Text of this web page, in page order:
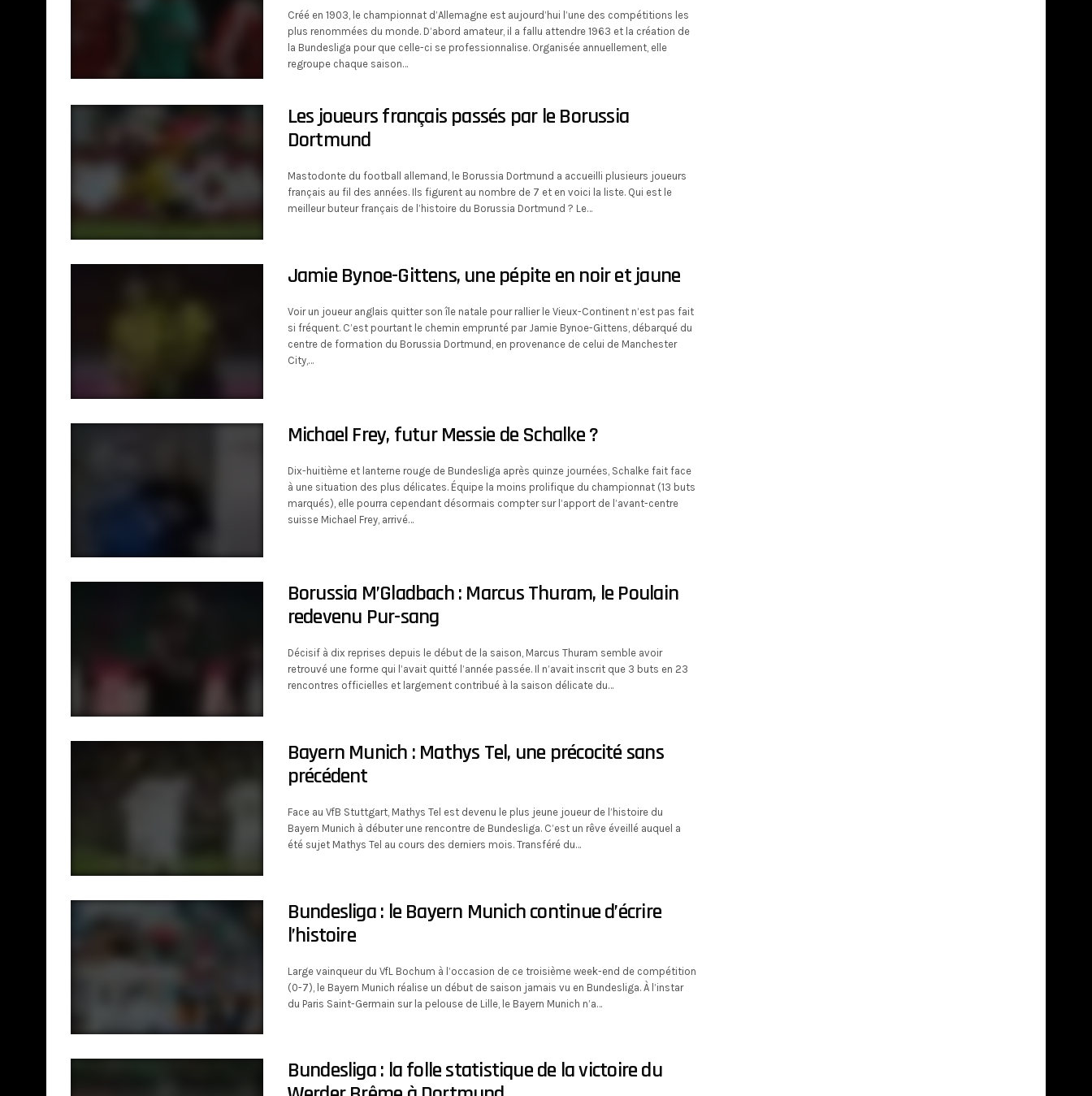
Créé en 1903, le championnat d’Allemagne est aujourd’hui l’une des compétitions les
plus renommées du monde. D’abord amateur, il a fallu attendre 1963 et la création de
la Bundesliga pour que celle-ci se professionnalise. Organisée annuellement, elle
regroupe chaque saison…
Les joueurs français passés par le Borussia
Dortmund
Mastodonte du football allemand, le Borussia Dortmund a accueilli plusieurs joueurs
français au fil des années. Ils figurent au nombre de 7 et en voici la liste. Qui est le
meilleur buteur français de l’histoire du Borussia Dortmund ? Le…
Jamie Bynoe-Gittens, une pépite en noir et jaune
Voir un joueur anglais quitter son île natale pour rallier le Vieux-Continent n’est pas fait
si fréquent. C’est pourtant le chemin emprunté par Jamie Bynoe-Gittens, débarqué du
centre de formation du Borussia Dortmund, en provenance de celui de Manchester
City,…
Michael Frey, futur Messie de Schalke ?
Dix-huitième et lanterne rouge de Bundesliga après quinze journées, Schalke fait face
à une situation des plus délicates. Équipe la moins prolifique du championnat (13 buts
marqués), elle pourra cependant désormais compter sur l’apport de l’avant-centre
suisse Michael Frey, arrivé…
Borussia M’Gladbach : Marcus Thuram, le Poulain
redevenu Pur-sang
Décisif à dix reprises depuis le début de la saison, Marcus Thuram semble avoir
retrouvé une forme qui l’avait quitté l’année passée. Il n’avait inscrit que 3 buts en 23
rencontres officielles et largement contribué à la saison délicate du…
Bayern Munich : Mathys Tel, une précocité sans
précédent
Face au VfB Stuttgart, Mathys Tel est devenu le plus jeune joueur de l’histoire du
Bayern Munich à débuter une rencontre de Bundesliga. C’est un rêve éveillé auquel a
été sujet Mathys Tel au cours des derniers mois. Transféré du…
Bundesliga : le Bayern Munich continue d’écrire
l’histoire
Large vainqueur du VfL Bochum à l’occasion de ce troisième week-end de compétition
(0-7), le Bayern Munich réalise un début de saison jamais vu en Bundesliga. À l’instar
du Paris Saint-Germain sur la pelouse de Lille, le Bayern Munich n’a…
Bundesliga : la folle statistique de la victoire du